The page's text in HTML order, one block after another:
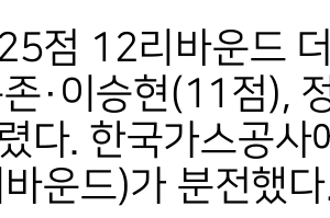
점 12리바운드
·이승현(11점),
다. 한국가스공
운드)가 분전했